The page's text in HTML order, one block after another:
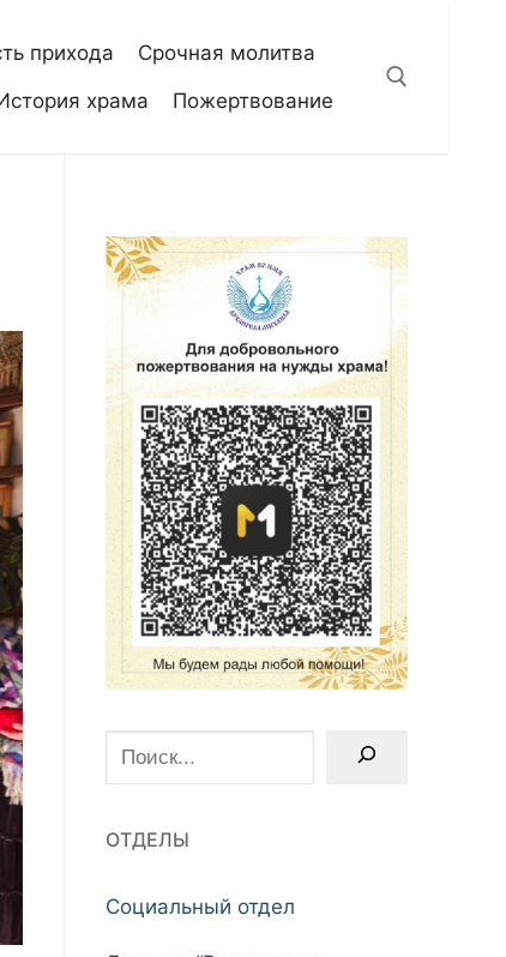
прихода
Срочная молитва
храма Пожертвование
Поиск
ОТДЕЛЫ
Социальный отдел